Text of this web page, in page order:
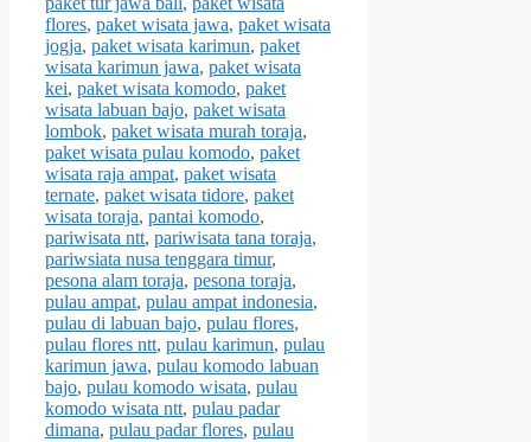
flores, paket wisata jawa, paket wisata
jogja, paket wisata karimun, paket
wisata karimun jawa, paket wisata
kei, paket wisata komodo, paket
wisata labuan bajo, paket wisata
lombok, paket wisata murah toraja,
paket wisata pulau komodo, paket
wisata raja ampat, paket wisata
ternate, paket wisata tidore, paket
wisata toraja, pantai komodo,
pariwisata ntt, pariwisata tana toraja,
pariwsiata nusa tenggara timur,
pesona alam toraja, pesona toraja,
pulau ampat, pulau ampat indonesia,
pulau di labuan bajo, pulau flores,
pulau flores ntt, pulau karimun, pulau
karimun jawa, pulau komodo labuan
bajo, pulau komodo wisata, pulau
komodo wisata ntt, pulau padar
dimana, pulau padar flores, pulau